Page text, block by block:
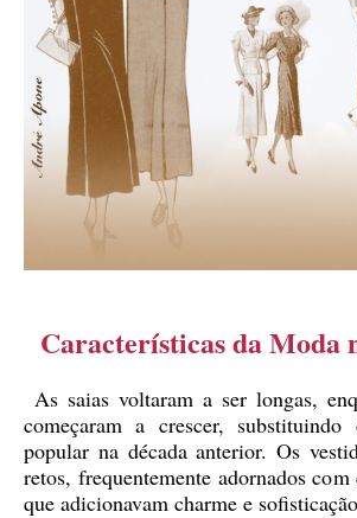
Características da Moda
As saias voltaram a ser longas,
começaram a crescer,
popular na década anterior. Os
retos, frequentemente adornados
que adicionavam charme e